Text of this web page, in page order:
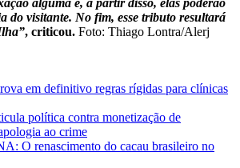
do visitante. No fim, esse tributo resultará
, criticou.Foto: Thiago Lontra/Alerj
em definitivo regras rígidas para clínicas
política contra monetização de
ao crime
O renascimento do cacau brasileiro no